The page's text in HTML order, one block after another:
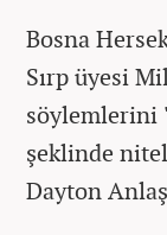
Bosna
Sırp üyesi
söylemlerini
şeklinde
Dayton